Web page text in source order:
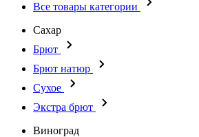
Все товары категории
Сахар
Брют
Брют натюр
Сухое
Экстра брют
Виноград